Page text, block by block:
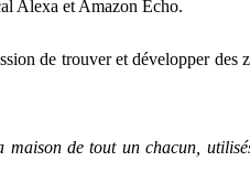
Alexa et Amazon Echo.
de trouver et développer des
de tout un chacun,